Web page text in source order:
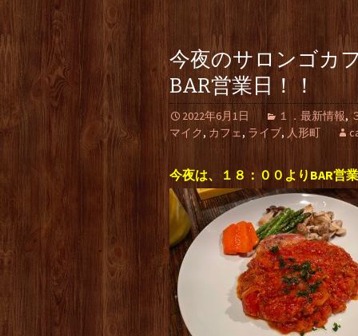
今夜のサロンゴカ
BAR営業日！！
2022年6月1日 １．最新情報,
マイク, カフェ, ライブ, 人形町
今夜は、１８：００よりBAR営業